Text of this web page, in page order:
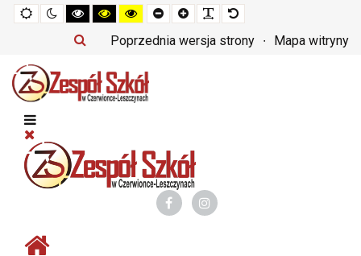
Tryb
domyślny
Tryb
nocny
Tryb
czarno-
biały
o
kontraście
Tryb
czarno-
żółty
o
kontraście
Tryb
żółto-
czarny
o
kontraście
Set
smaller
font
Set
larger
font
Make
font
more
readable
Set
default
font
Poprzednia wersja strony Mapa witryny